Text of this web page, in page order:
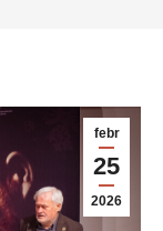
febr
25
2026